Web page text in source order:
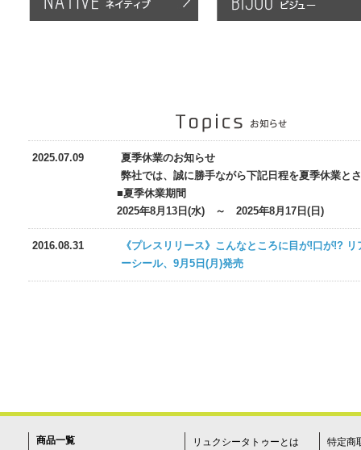
2025.07.09
夏季休業のお知らせ
弊社では、誠に勝手ながら下記日程を夏季休業と
■夏季休業期間
2025年8月13日(水) ～ 2025年8月17日(日)
2016.08.31
《プレスリリース》こんなところに目が!口が!?
ーシール、9月5日(月)発売
商品一覧 リュクシータトゥーとは 特定商